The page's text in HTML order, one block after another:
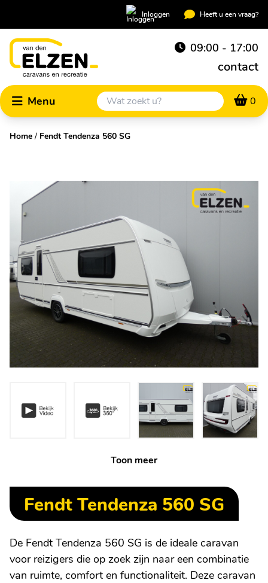
Inloggen Heeft u een vraag?
09:00 - 17:00
contact
Menu 0
Home / Fendt Tendenza 560 SG
Toon meer
Fendt Tendenza 560 SG
De Fendt Tendenza 560 SG is de ideale caravan
voor reizigers die op zoek zijn naar een combinatie
van ruimte, comfort en functionaliteit. Deze caravan